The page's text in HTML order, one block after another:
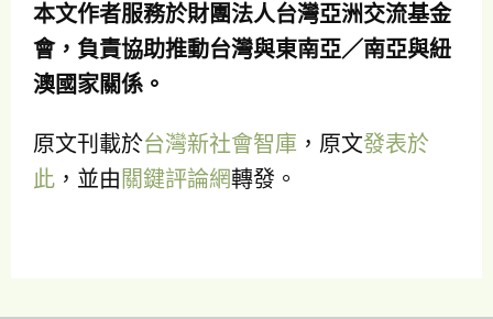
本文作者服務於財團法人台灣亞洲交流基金
會，負責協助推動台灣與東南亞／南亞與紐
澳國家關係。
原文刊載於台灣新社會智庫 ，原文發表於
此 ，並由 關鍵評論網轉發。